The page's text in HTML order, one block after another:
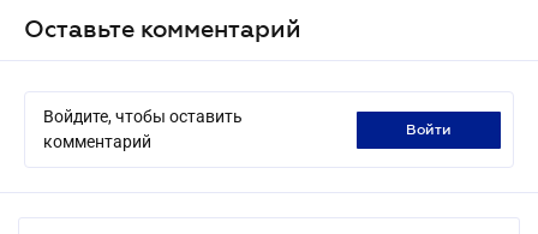
Оставьте комментарий
Войдите, чтобы оставить
комментарий
войти